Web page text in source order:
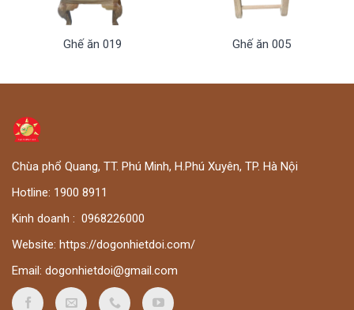
Ghế ăn 019 Ghế ăn 005
Chùa phổ Quang, TT. Phú Minh, H.Phú Xuyên, TP. Hà Nội
Hotline: 1900 8911
Kinh doanh : 0968226000
Website: https://dogonhietdoi.com/
Email: dogonhietdoi@gmail.com